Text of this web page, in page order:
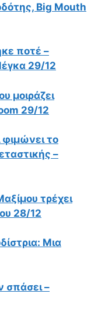
Big Mouth
ποτέ –
29/12
μοιράζει
29/12
φιμώνει το
–
τρέχει
28/12
Μια
σπάσει –